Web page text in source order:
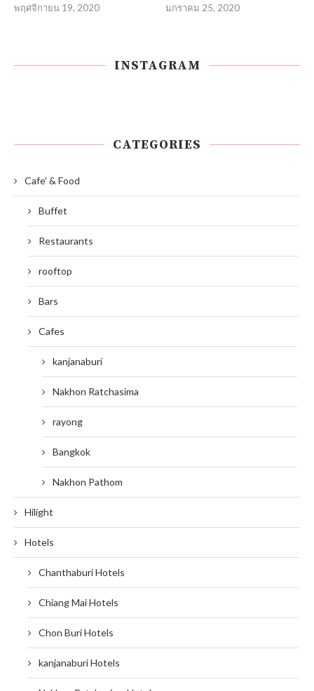
พฤศจิกายน 19, 2020 มกราคม 25, 2020
INSTAGRAM
CATEGORIES
Cafe' & Food
Buffet
Restaurants
rooftop
Bars
Cafes
kanjanaburi
Nakhon Ratchasima
rayong
Bangkok
Nakhon Pathom
Hilight
Hotels
Chanthaburi Hotels
Chiang Mai Hotels
Chon Buri Hotels
kanjanaburi Hotels